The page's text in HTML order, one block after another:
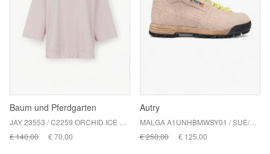
Baum und Pferdgarten
€ 140,00
€ 70,00
Autry
MALGA A1UNHBMWSY01 / SUE/CORD NOTO/SEMOLINA
€ 250,00
€ 125,00